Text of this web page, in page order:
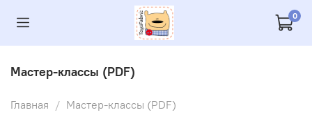
0
Мастер-классы (PDF)
Главная
Мастер-классы (PDF)